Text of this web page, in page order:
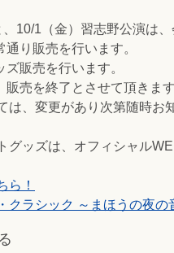
10/1（金）習志野公演は
り販売を行います。
販売を行います。
売を終了とさせて頂きます
、変更があり次第随時お
グッズは、オフィシャル
ら！
ラシック ～まほうの夜の